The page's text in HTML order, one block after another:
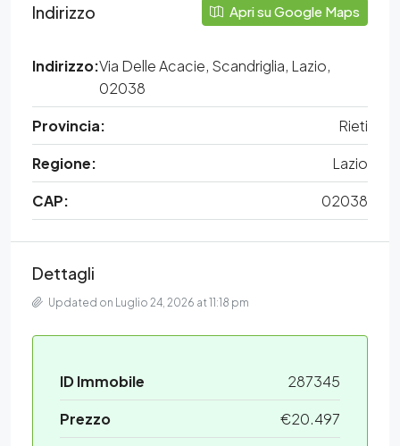
Indirizzo Apri su Google Maps
Indirizzo:Via Delle Acacie, Scandriglia, Lazio,
02038
Provincia:
Rieti
Regione:
Lazio
CAP:
02038
Dettagli
Updated on Luglio 24, 2026 at 11:18 pm
ID Immobile
287345
Prezzo
€20.497